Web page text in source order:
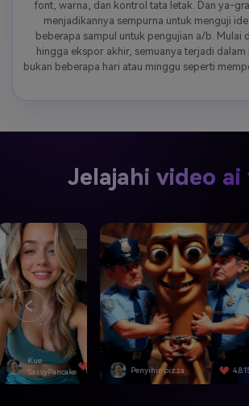
font, warna, dan kontrol tata letak. Dan ya-
menjadikannya sempurna untuk menguji
beberapa sampul untuk pengujian a/b. Mulai
hingga ekspor akhir, semuanya terjadi dalam
bukan beberapa hari atau minggu seperti
Jelajahi video ai
pizza 4,815
Byte
beku
3,092